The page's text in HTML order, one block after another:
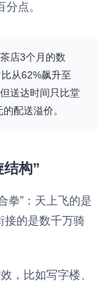
点。
店3个月的数
从62%飙升至
送达时间只比堂
配送溢价。
构”
拳”：天上飞的是
接的是数千万骑
，比如写字楼、